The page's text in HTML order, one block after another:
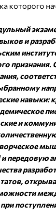
которого
и
признания.
навыки:
и
передовую